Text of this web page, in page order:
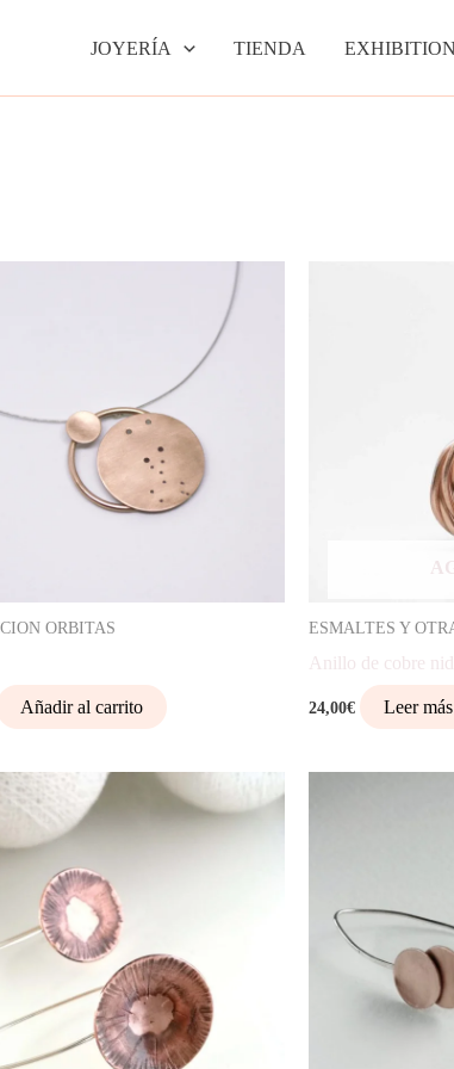
JOYERÍA TIENDA
ORBITAS
Añadir al carrito
ESMALTES Y
Anillo de cobre
24,00€ Leer más